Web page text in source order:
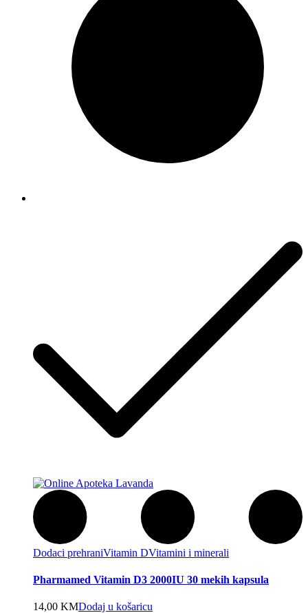
Dodaci prehraniVitamin DVitamini i minerali
Pharmamed Vitamin D3 2000IU 30 mekih kapsula
14,00 KMDodaj u košaricu